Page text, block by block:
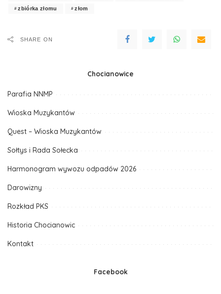
zbiórka złomu złom
SHARE ON
Chocianowice
Parafia NNMP
Wioska Muzykantów
Quest – Wioska Muzykantów
Sołtys i Rada Sołecka
Harmonogram wywozu odpadów 2026
Darowizny
Rozkład PKS
Historia Chocianowic
Kontakt
Facebook